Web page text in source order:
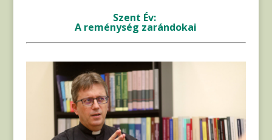
Szent Év:
A reménység zarándokai